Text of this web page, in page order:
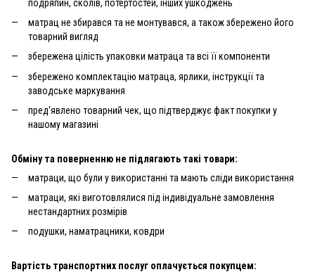
подряпин, сколів, потертостей, інших ушкоджень
матрац не збирався та не монтувався, а також збережено його
товарний вигляд
збережена цілість упаковки матраца та всі її компоненти
збережено комплектацію матраца, ярлики, інструкції та
заводське маркування
пред'явлено товарний чек, що підтверджує факт покупки у
нашому магазині
Обміну та поверненню не підлягають такі товари:
матраци, що були у використанні та мають сліди використання
матраци, які виготовлялися під індивідуальне замовлення
нестандартних розмірів
подушки, наматрацники, ковдри
Вартість транспортних послуг оплачується покупцем: